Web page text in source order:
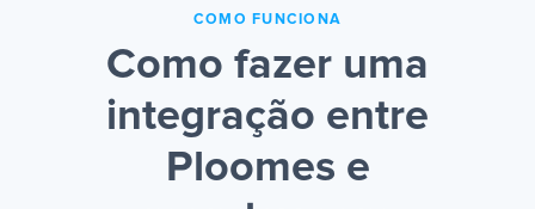
COMO FUNCIONA
Como fazer uma
integração entre
Ploomes e